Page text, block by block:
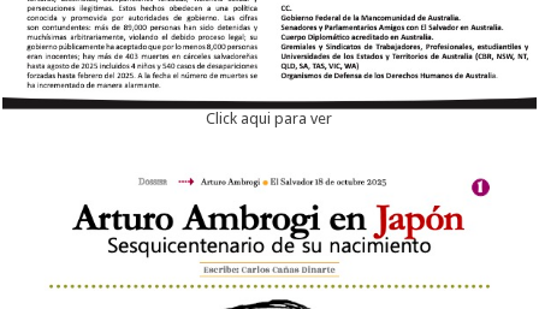
Click aqui para ver